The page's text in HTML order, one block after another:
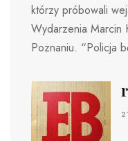
którzy próbowali
Wydarzenia Marcin
Poznaniu. “Policja